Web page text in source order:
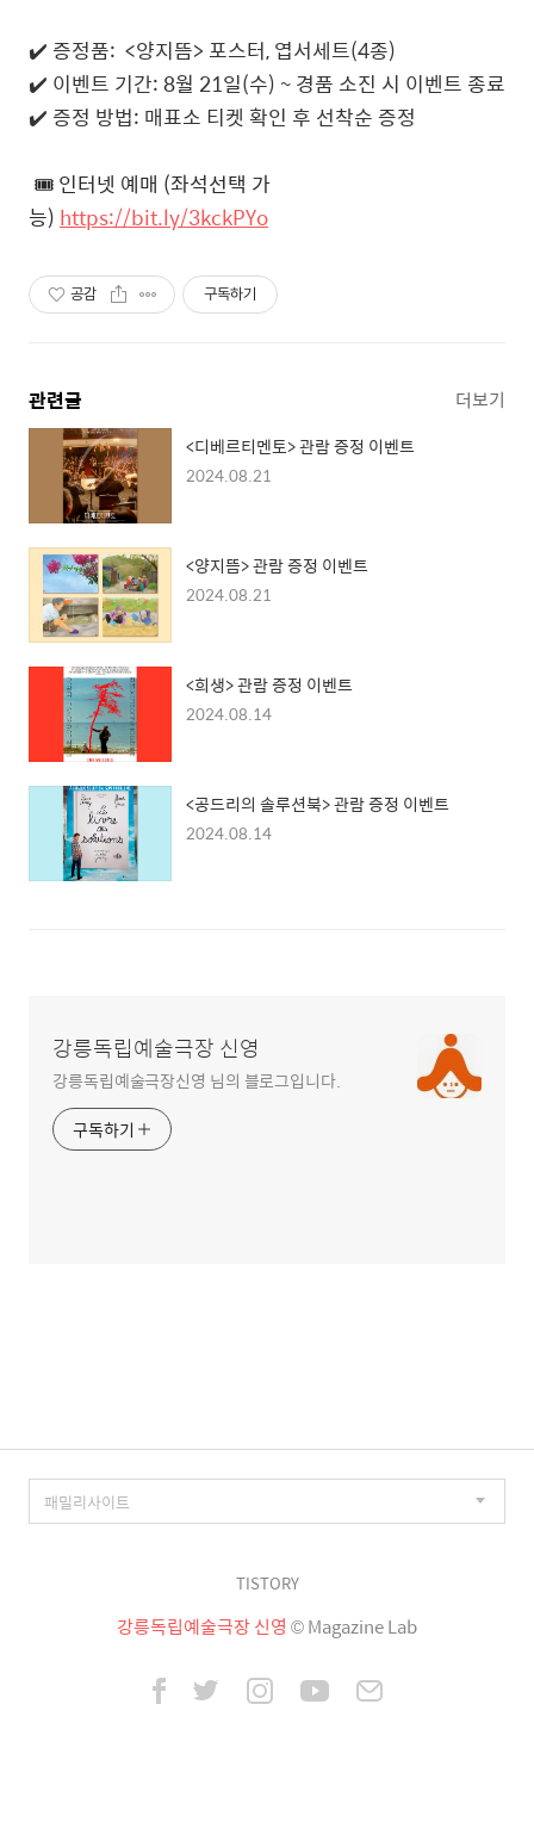
✔️ 증정품: <양지뜸> 포스터, 엽서세트(4종)
✔️ 이벤트 기간: 8월 21일(수) ~ 경품 소진 시 이벤트 종료
✔️ 증정 방법: 매표소 티켓 확인 후 선착순 증정
🎟️ 인터넷 예매 (좌석선택 가
능) https://bit.ly/3kckPYo
공감 구독하기
관련글 더보기
<디베르티멘토> 관람 증정 이벤트
2024.08.21
<양지뜸> 관람 증정 이벤트
2024.08.21
<희생> 관람 증정 이벤트
2024.08.14
<공드리의 솔루션북> 관람 증정 이벤트
2024.08.14
강릉독립예술극장 신영
강릉독립예술극장신영 님의 블로그입니다.
구독하기
TISTORY
강릉독립예술극장 신영 © Magazine Lab